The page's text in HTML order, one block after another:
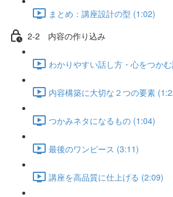
まとめ：講座設計の型 (1:02)
2-2 内容の作り込み
わかりやすい話し方・心をつか
内容構築に大切な２つの要素
つかみネタになるもの (1:04)
最後のワンピース (3:11)
講座を高品質に仕上げる (2:09)